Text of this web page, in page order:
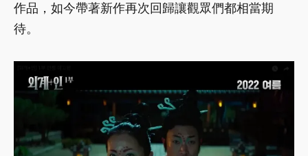
作品，如今帶著新作再次回歸讓觀眾們都相當期
待。